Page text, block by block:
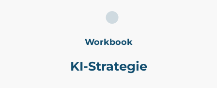
Workbook
KI-Strategie